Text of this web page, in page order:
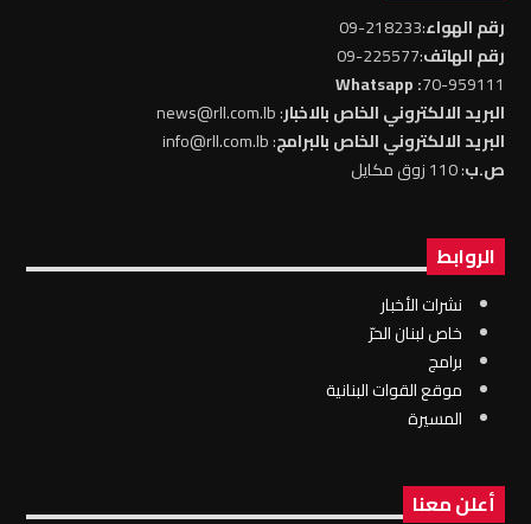
رقم الهواء:218233-09
رقم الهاتف:225577-09
70-959111
: Whatsapp
البريد الالكتروني الخاص بالاخبار: news@rll.com.lb
البريد الالكتروني الخاص بالبرامج: info@rll.com.lb
ص.ب: 110 زوق مكايل
الروابط
نشرات الأخبار
خاص لبنان الحرّ
برامج
موقع القوات البنانية
المسيرة
أعلن معنا